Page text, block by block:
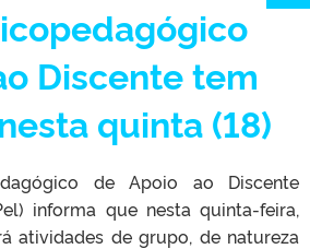
Discente tem
quinta (18)
de Apoio ao Discente
informa que nesta quinta-feira,
atividades de grupo, de natureza